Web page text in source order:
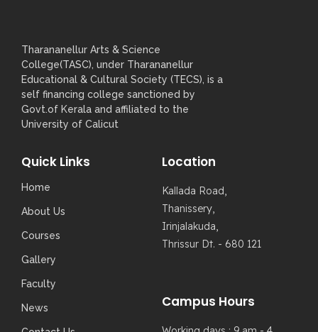
Tharananellur Arts & Science
College(TASC), under Tharananellur
Educational & Cultural Society (TECS), is a
self financing college sanctioned by
Govt.of Kerala and affiliated to the
University of Calicut
Quick Links
Home
About Us
Courses
Gallery
Faculty
News
Location
Kallada Road,
Thanissery,
Irinjalakuda,
Thrissur Dt. - 680 121
Campus Hours